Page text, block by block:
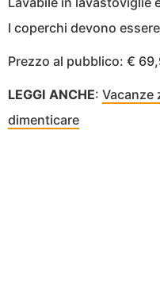
I coperchi devono
Prezzo al pubblico: €
LEGGI ANCHE: Vacanze
dimenticare